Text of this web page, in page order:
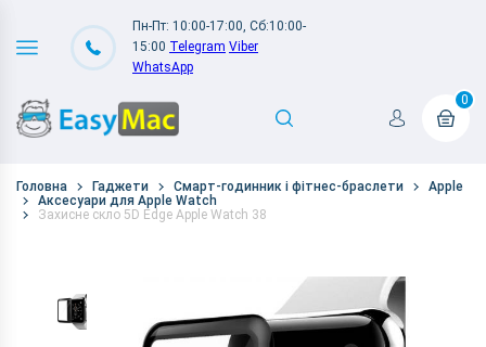
Пн-Пт: 10:00-17:00, Сб:10:00-
15:00 Telegram Viber
WhatsApp
0
Головна Гаджети Смарт-годинник і фітнес-браслети
Apple
Аксесуари для Apple Watch
Захисне скло 5D Edge Apple Watch 38